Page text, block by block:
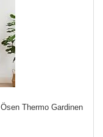
Thermo Gardinen